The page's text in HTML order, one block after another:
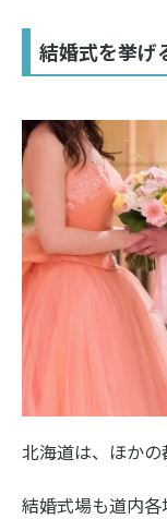
結婚式を挙
北海道は、ほかの
結婚式場も道内